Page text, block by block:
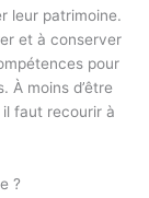
leur patrimoine.
et à conserver
pour
À moins d’être
faut recourir à
?